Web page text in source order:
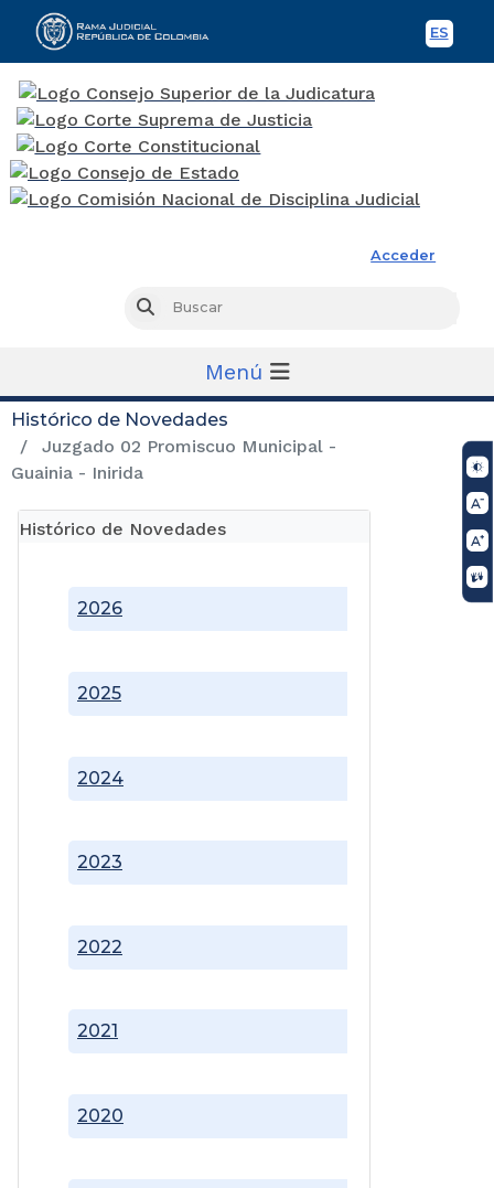
ES
Acceder
Buscar
Menú
Histórico de Novedades
Juzgado 02 Promiscuo Municipal -
Guainia - Inirida
Histórico de Novedades
2020
2021
2022
2023
2024
2025
2026